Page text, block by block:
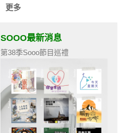
更多
SOOO最新消息
第38季Sooo節目巡禮